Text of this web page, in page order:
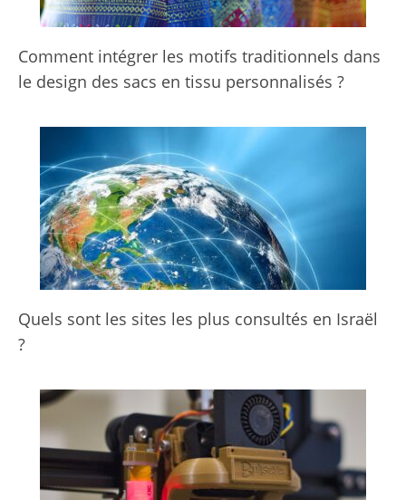
Comment intégrer les motifs traditionnels dans
le design des sacs en tissu personnalisés ?
Quels sont les sites les plus consultés en Israël
?